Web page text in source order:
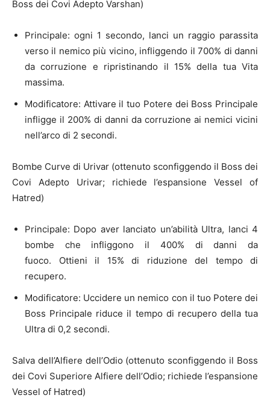
Boss dei Covi Adepto Varshan)
Principale: ogni 1 secondo, lanci un raggio parassita
verso il nemico più vicino, infliggendo il 700% di danni
da corruzione e ripristinando il 15% della tua Vita
massima.
Modificatore: Attivare il tuo Potere dei Boss Principale
infligge il 200% di danni da corruzione ai nemici vicini
nell’arco di 2 secondi.
Bombe Curve di Urivar (ottenuto sconfiggendo il Boss dei
Covi Adepto Urivar; richiede l’espansione Vessel of
Hatred)
Principale: Dopo aver lanciato un’abilità Ultra, lanci 4
bombe che infliggono il 400% di danni da
fuoco. Ottieni il 15% di riduzione del tempo di
recupero.
Modificatore: Uccidere un nemico con il tuo Potere dei
Boss Principale riduce il tempo di recupero della tua
Ultra di 0,2 secondi.
Salva dell’Alfiere dell’Odio (ottenuto sconfiggendo il Boss
dei Covi Superiore Alfiere dell’Odio; richiede l’espansione
Vessel of Hatred)